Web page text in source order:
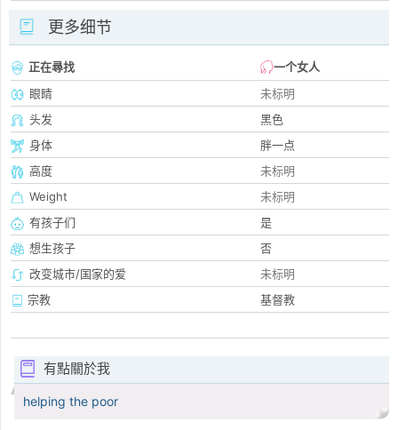
更多细节
正在尋找
一个女人
眼睛
未标明
头发
黑色
身体
胖一点
高度
未标明
Weight
未标明
有孩子们
是
想生孩子
否
改变城市/国家的爱
未标明
宗教
基督教
有點關於我
helping the poor